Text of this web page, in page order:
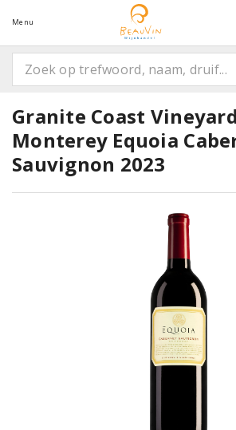
Menu
Granite Coast
Monterey Equoia
Sauvignon 2023